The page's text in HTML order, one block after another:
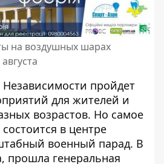
на воздушных шарах
пройдет
для жителей и
возрастов. Но самое
в центре
военный парад. В
прошла генеральная